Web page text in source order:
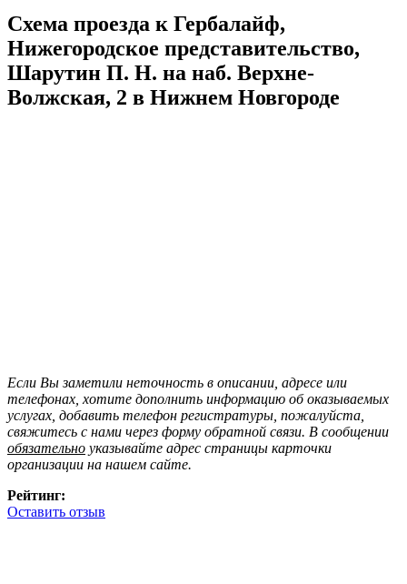
Схема проезда к Гербалайф,
Нижегородское представительство,
Шарутин П. Н. на наб. Верхне-
Волжская, 2 в Нижнем Новгороде
Если Вы заметили неточность в описании, адресе или
телефонах, хотите дополнить информацию об оказываемых
услугах, добавить телефон регистратуры, пожалуйста,
свяжитесь с нами через форму обратной связи. В сообщении
обязательно указывайте адрес страницы карточки
организации на нашем сайте.
Рейтинг:
Оставить отзыв